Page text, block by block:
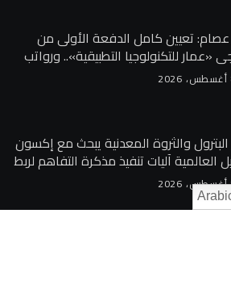
عصام: تعيين كامل الدفعة الأولى من
«عمار للتكنولوجيا التطبيقية».. ورواتب
ألف جنيه
البترول والثروة المعدنية يبحث مع إكسون
العالمية آليات تنفيذ مذكرة التفاهم لربط
الشركة في قبرص بالبنية التحتية